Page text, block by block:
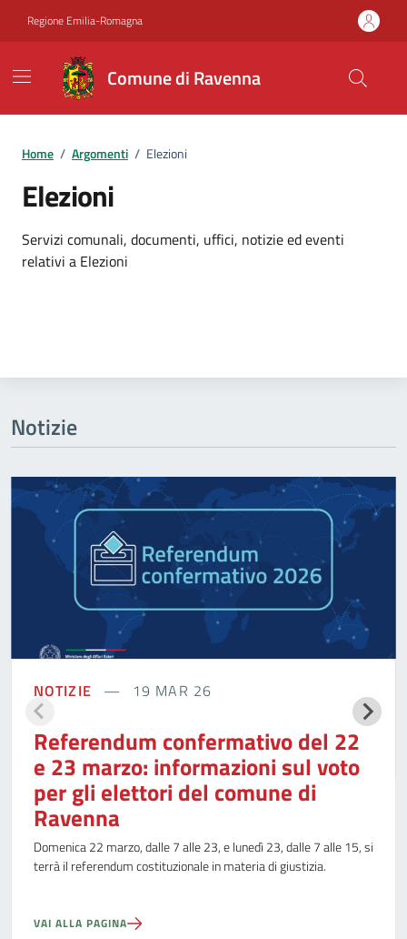
Regione Emilia-Romagna
Comune di Ravenna
Home / Argomenti / Elezioni
Elezioni
Dettagli dell'argomento
Servizi comunali, documenti, uffici, notizie ed eventi
relativi a Elezioni
Notizie
NOTIZIE 19 MAR 26
Referendum confermativo del 22
e 23 marzo: informazioni sul voto
per gli elettori del comune di
Ravenna
Domenica 22 marzo, dalle 7 alle 23, e lunedì 23, dalle 7 alle 15, si
terrà il referendum costituzionale in materia di giustizia.
VAI ALLA PAGINA